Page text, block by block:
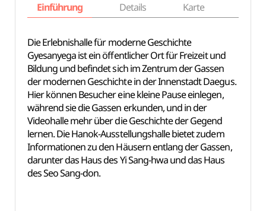
Einführung Details Karte
Die Erlebnishalle für moderne Geschichte
Gyesanyega ist ein öffentlicher Ort für Freizeit und
Bildung und befindet sich im Zentrum der Gassen
der modernen Geschichte in der Innenstadt Daegus.
Hier können Besucher eine kleine Pause einlegen,
während sie die Gassen erkunden, und in der
Videohalle mehr über die Geschichte der Gegend
lernen. Die Hanok-Ausstellungshalle bietet zudem
Informationen zu den Häusern entlang der Gassen,
darunter das Haus des Yi Sang-hwa und das Haus
des Seo Sang-don.